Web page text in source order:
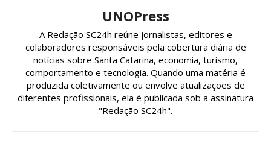
UNOPress
A Redação SC24h reúne jornalistas, editores e
colaboradores responsáveis pela cobertura diária de
notícias sobre Santa Catarina, economia, turismo,
comportamento e tecnologia. Quando uma matéria é
produzida coletivamente ou envolve atualizações de
diferentes profissionais, ela é publicada sob a assinatura
"Redação SC24h".